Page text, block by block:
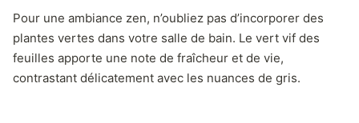
Pour une ambiance zen, n’oubliez pas d’incorporer des
plantes vertes dans votre salle de bain. Le vert vif des
feuilles apporte une note de fraîcheur et de vie,
contrastant délicatement avec les nuances de gris.